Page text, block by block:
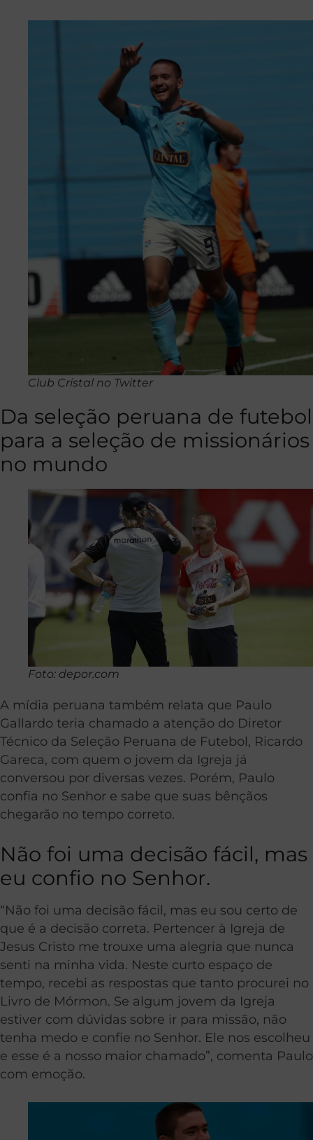
Club Cristal no Twitter
Da seleção peruana de futebol
para a seleção de missionários
no mundo
Foto: depor.com
A mídia peruana também relata que Paulo
Gallardo teria chamado a atenção do Diretor
Técnico da Seleção Peruana de Futebol, Ricardo
Gareca, com quem o jovem da Igreja já
conversou por diversas vezes. Porém, Paulo
confia no Senhor e sabe que suas bênçãos
chegarão no tempo correto.
Não foi uma decisão fácil, mas
eu confio no Senhor.
“Não foi uma decisão fácil, mas eu sou certo de
que é a decisão correta. Pertencer à Igreja de
Jesus Cristo me trouxe uma alegria que nunca
senti na minha vida. Neste curto espaço de
tempo, recebi as respostas que tanto procurei no
Livro de Mórmon. Se algum jovem da Igreja
estiver com dúvidas sobre ir para missão, não
tenha medo e confie no Senhor. Ele nos escolheu
e esse é a nosso maior chamado”, comenta Paulo
com emoção.